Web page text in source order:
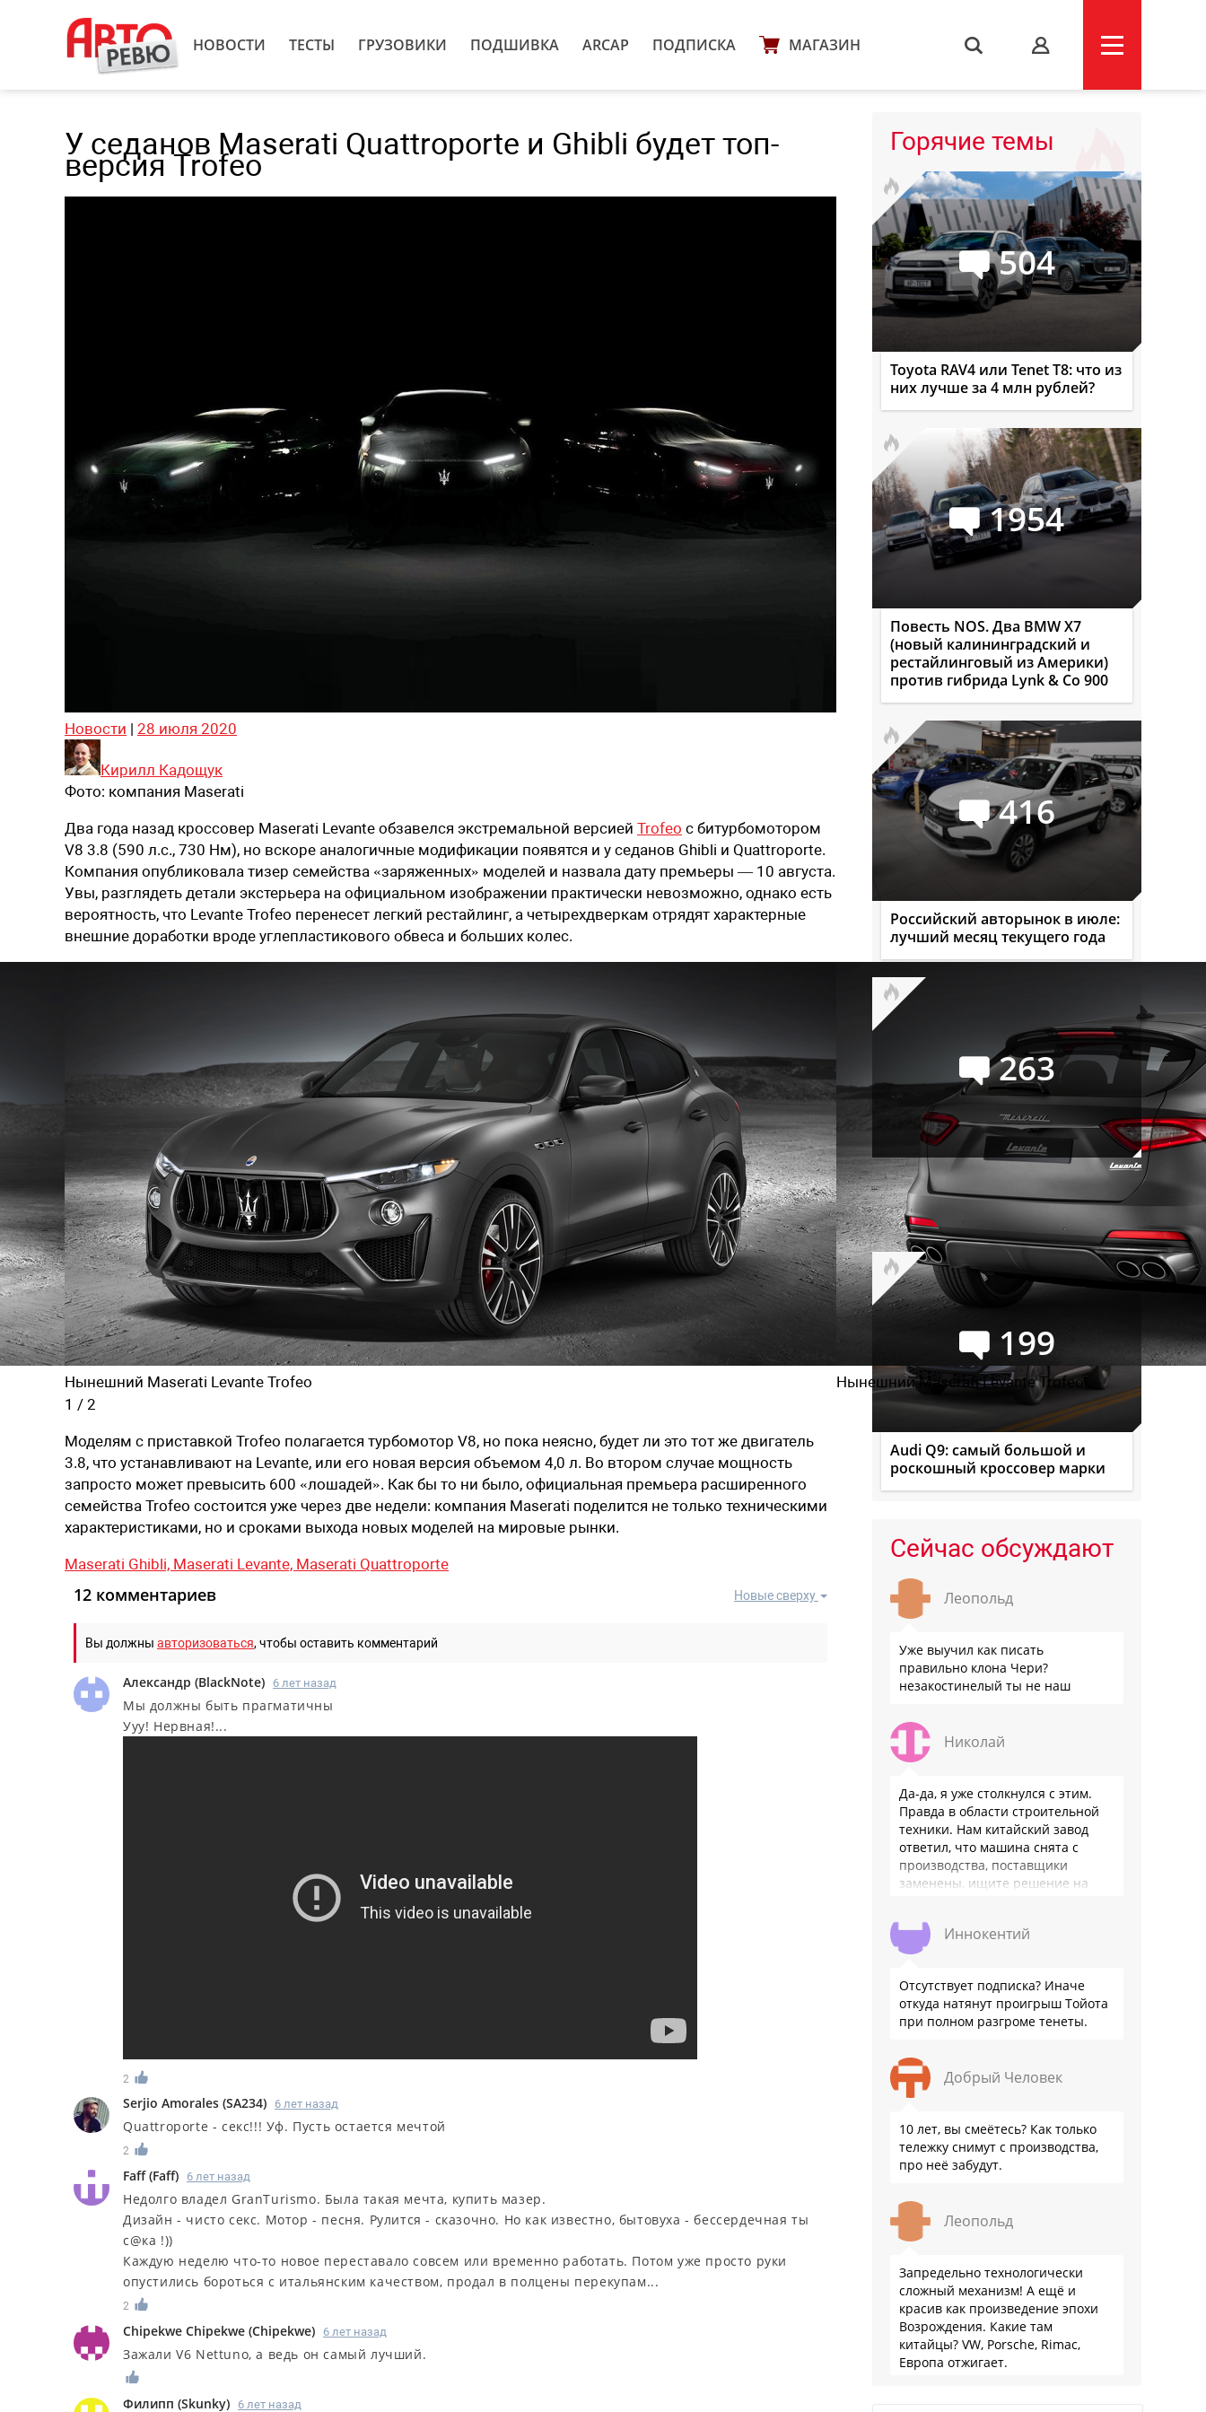
НОВОСТИ ТЕСТЫ ГРУЗОВИКИ ПОДШИВКА ARCAP ПОДПИСКА МАГАЗИН s
У седанов Maserati Quattroporte и Ghibli будет топ-
версия Trofeo
Новости | 28 июля 2020
Кирилл Кадощук
Фото: компания Maserati
Два года назад кроссовер Maserati Levante обзавелся экстремальной версией Trofeo с битурбомотором
V8 3.8 (590 л.с., 730 Нм), но вскоре аналогичные модификации появятся и у седанов Ghibli и Quattroporte.
Компания опубликовала тизер семейства «заряженных» моделей и назвала дату премьеры — 10 августа.
Увы, разглядеть детали экстерьера на официальном изображении практически невозможно, однако есть
вероятность, что Levante Trofeo перенесет легкий рестайлинг, а четырехдверкам отрядят характерные
внешние доработки вроде углепластикового обвеса и больших колес.
Нынешний Maserati Levante Trofeo
Нынешний Maserati Levante Trofeo
1 / 2
Моделям с приставкой Trofeo полагается турбомотор V8, но пока неясно, будет ли это тот же двигатель
3.8, что устанавливают на Levante, или его новая версия объемом 4,0 л. Во втором случае мощность
запросто может превысить 600 «лошадей». Как бы то ни было, официальная премьера расширенного
семейства Trofeo состоится уже через две недели: компания Maserati поделится не только техническими
характеристиками, но и сроками выхода новых моделей на мировые рынки.
Maserati Ghibli, Maserati Levante, Maserati Quattroporte
Новые сверху
12 комментариев
Вы должны авторизоваться, чтобы оставить комментарий
Александр (BlackNote) 6 лет назад
Мы должны быть прагматичны
Ууу! Нервная!...
2
Serjio Amorales (SA234) 6 лет назад
Quattroporte - секс!!! Уф. Пусть остается мечтой
2
Faff(Faff) 6 лет назад
Недолго владел GranTurismo. Была такая мечта, купить мазер.
Дизайн - чисто секс. Мотор - песня. Рулится - сказочно. Но как известно, бытовуха - бессердечная ты
с@ка !))
Каждую неделю что-то новое переставало совсем или временно работать. Потом уже просто руки
опустились бороться с итальянским качеством, продал в полцены перекупам...
2
Chipekwe Chipekwe (Chipekwe) 6 лет назад
Зажали V6 Nettuno, а ведь он самый лучший.
Филипп (Skunky) 6 лет назад
Горячие темы
504
Toyota RAV4 или Tenet T8: что из
них лучше за 4 млн рублей?
1954
Повесть NOS. Два BMW X7
(новый калининградский и
рестайлинговый из Америки)
против гибрида Lynk & Co 900
416
Российский авторынок в июле:
лучший месяц текущего года
263
Семейство УАЗ СГР
официально переименовано в
Буханку
199
Audi Q9: самый большой и
роскошный кроссовер марки
Сейчас обсуждают
Леопольд
Уже выучил как писать
правильно клона Чери?
незакостинелый ты не наш
Николай
Да-да, я уже столкнулся с этим.
Правда в области строительной
техники. Нам китайский завод
ответил, что машина снята с
производства, поставщики
заменены, ищите решение на
официальном бланке …
Иннокентий
Отсутствует подписка? Иначе
откуда натянут проигрыш Тойота
при полном разгроме тенеты.
Добрый Человек
10 лет, вы смеётесь? Как только
тележку снимут с производства,
про неё забудут.
Леопольд
Запредельно технологически
сложный механизм! А ещё и
красив как произведение эпохи
Возрождения. Какие там
китайцы? VW, Porsche, Rimac,
Европа отжигает.